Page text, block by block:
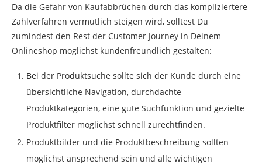
Da die Gefahr von Kaufabbrüchen durch das kompliziertere
Zahlverfahren vermutlich steigen wird, solltest Du
zumindest den Rest der Customer Journey in Deinem
Onlineshop möglichst kundenfreundlich gestalten:
Bei der Produktsuche sollte sich der Kunde durch eine
übersichtliche Navigation, durchdachte
Produktkategorien, eine gute Suchfunktion und gezielte
Produktfilter möglichst schnell zurechtfinden.
Produktbilder und die Produktbeschreibung sollten
möglichst ansprechend sein und alle wichtigen